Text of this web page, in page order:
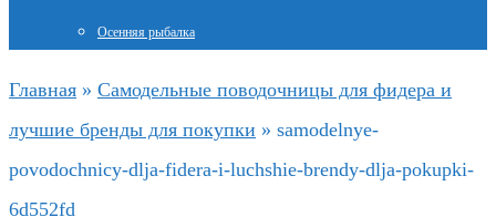
Осенняя рыбалка
Главная » Самодельные поводочницы для фидера и
лучшие бренды для покупки » samodelnye-
povodochnicy-dlja-fidera-i-luchshie-brendy-dlja-pokupki-
6d552fd